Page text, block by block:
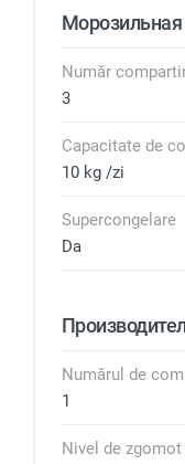
Număr
3
Capacitate de
10 kg /zi
Supercongelare
Da
Numărul de
1
Nivel de